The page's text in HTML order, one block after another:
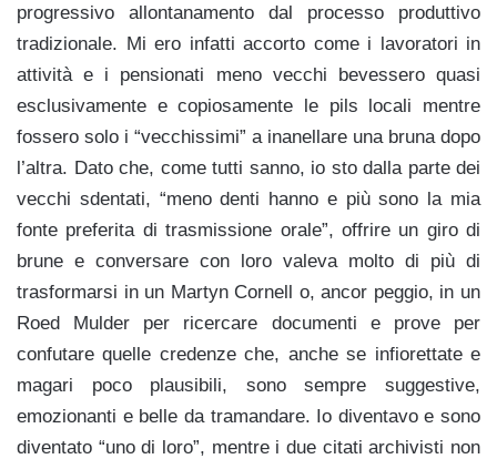
progressivo allontanamento dal processo produttivo
tradizionale. Mi ero infatti accorto come i lavoratori in
attività e i pensionati meno vecchi bevessero quasi
esclusivamente e copiosamente le pils locali mentre
fossero solo i “vecchissimi” a inanellare una bruna dopo
l’altra. Dato che, come tutti sanno, io sto dalla parte dei
vecchi sdentati, “meno denti hanno e più sono la mia
fonte preferita di trasmissione orale”, offrire un giro di
brune e conversare con loro valeva molto di più di
trasformarsi in un Martyn Cornell o, ancor peggio, in un
Roed Mulder per ricercare documenti e prove per
confutare quelle credenze che, anche se infiorettate e
magari poco plausibili, sono sempre suggestive,
emozionanti e belle da tramandare. Io diventavo e sono
diventato “uno di loro”, mentre i due citati archivisti non